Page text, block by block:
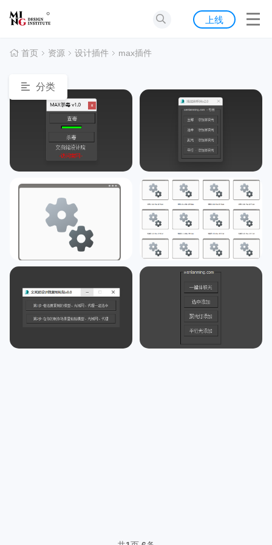
首页
发现
关于我们
上线
首页 资源 设计插件 max插件
分类